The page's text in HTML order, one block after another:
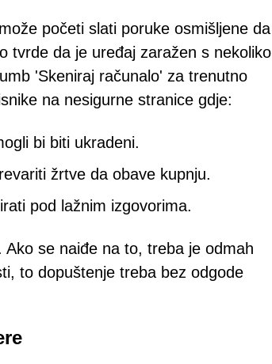
početi slati poruke osmišljene da
tvrde da je uređaj zaražen s nekoliko
'Skeniraj računalo' za trenutno
na nesigurne stranice gdje:
bi biti ukradeni.
žrtve da obave kupnju.
pod lažnim izgovorima.
se naiđe na to, treba je odmah
to dopuštenje treba bez odgode